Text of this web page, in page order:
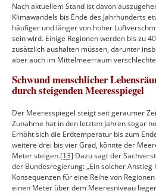
Nach aktuellem Stand ist davon
Klimawandels bis Ende des Jahrhunderts
häufiger und länger von hoher
sein wird. Einige Regionen werden bis zu
zusätzlich aushalten müssen, darunter
aber auch im Mittelmeerraum
Schwund menschlicher
durch steigenden Meeresspiegel
Der Meeresspiegel steigt seit geraumer
Zunahme hat in den letzten Jahren sogar
Erhöht sich die Erdtemperatur bis zum
weitere drei bis vier Grad, könnte der
Meter steigen.[13] Dazu sagt der
der Bundesregierung: „Ein solcher Anstieg
Konsequenzen für eine Reihe von
einen Meter über dem Meeresniveau